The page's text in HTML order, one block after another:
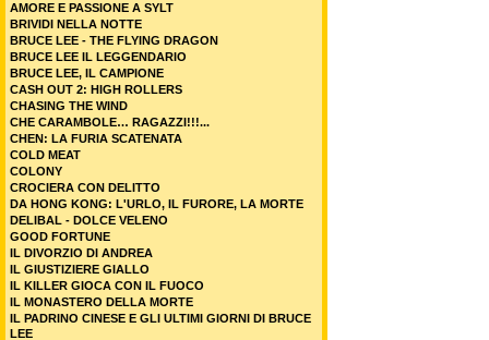
AMORE E PASSIONE A SYLT
BRIVIDI NELLA NOTTE
BRUCE LEE - THE FLYING DRAGON
BRUCE LEE IL LEGGENDARIO
BRUCE LEE, IL CAMPIONE
CASH OUT 2: HIGH ROLLERS
CHASING THE WIND
CHE CARAMBOLE… RAGAZZI!!!...
CHEN: LA FURIA SCATENATA
COLD MEAT
COLONY
CROCIERA CON DELITTO
DA HONG KONG: L'URLO, IL FURORE, LA MORTE
DELIBAL - DOLCE VELENO
GOOD FORTUNE
IL DIVORZIO DI ANDREA
IL GIUSTIZIERE GIALLO
IL KILLER GIOCA CON IL FUOCO
IL MONASTERO DELLA MORTE
IL PADRINO CINESE E GLI ULTIMI GIORNI DI BRUCE
LEE